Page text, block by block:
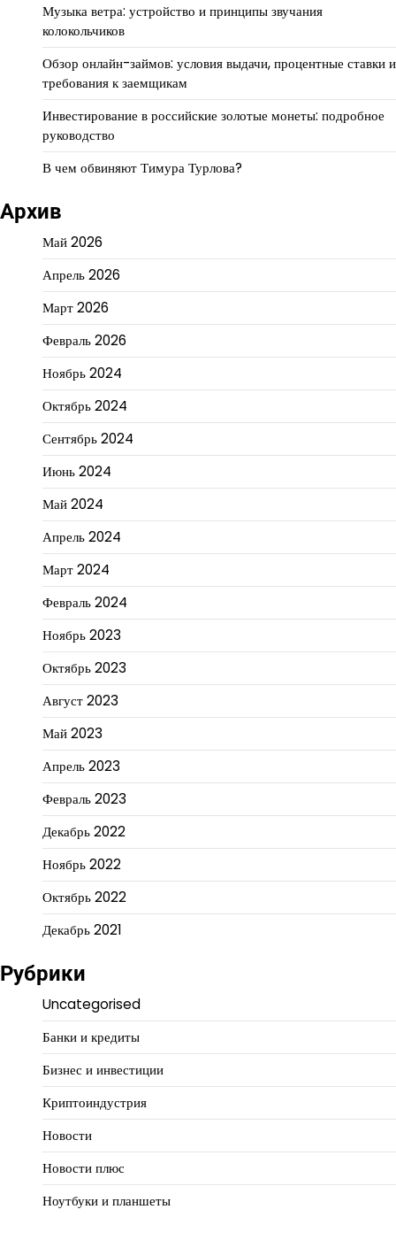
Музыка ветра: устройство и принципы звучания
колокольчиков
Обзор онлайн-займов: условия выдачи, процентные ставки и
требования к заемщикам
Инвестирование в российские золотые монеты: подробное
руководство
В чем обвиняют Тимура Турлова?
Архив
Май 2026
Апрель 2026
Март 2026
Февраль 2026
Ноябрь 2024
Октябрь 2024
Сентябрь 2024
Июнь 2024
Май 2024
Апрель 2024
Март 2024
Февраль 2024
Ноябрь 2023
Октябрь 2023
Август 2023
Май 2023
Апрель 2023
Февраль 2023
Декабрь 2022
Ноябрь 2022
Октябрь 2022
Декабрь 2021
Рубрики
Uncategorised
Банки и кредиты
Бизнес и инвестиции
Криптоиндустрия
Новости
Новости плюс
Ноутбуки и планшеты